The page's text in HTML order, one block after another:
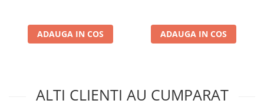
ADAUGA IN COS ADAUGA IN COS
ALTI CLIENTI AU CUMPARAT